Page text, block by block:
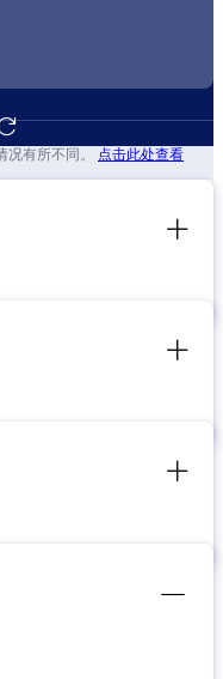
况有所不同。 点击此处查看